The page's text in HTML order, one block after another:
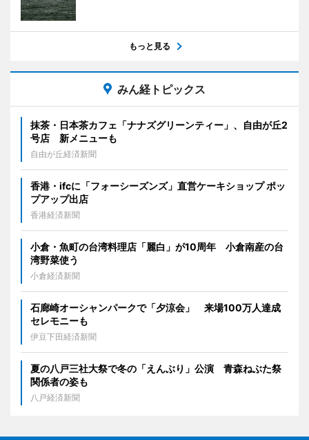
もっと見る
みん経トピックス
抹茶・日本茶カフェ「ナナズグリーンティー」、自由が丘2
号店 新メニューも
自由が丘経済新聞
香港・ifcに「フォーシーズンズ」直営ケーキショップ ポッ
プアップ出店
香港経済新聞
小倉・魚町の台湾料理店「麗白」が10周年 小倉南産の台
湾野菜使う
小倉経済新聞
石廊崎オーシャンパークで「夕涼会」 来場100万人達成
セレモニーも
伊豆下田経済新聞
夏の八戸三社大祭で冬の「えんぶり」公演 青森ねぶた祭
関係者の姿も
八戸経済新聞